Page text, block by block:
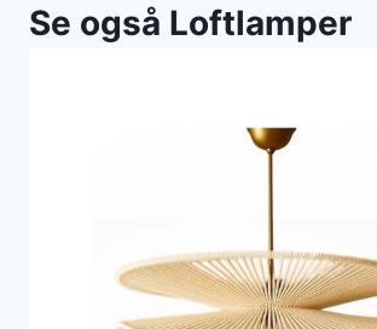
Se også Loftlamper